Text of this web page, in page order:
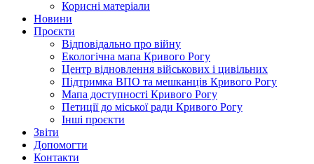
Корисні матеріали
Новини
Проєкти
Відповідально про війну
Екологічна мапа Кривого Рогу
Центр відновлення військових і цивільних
Підтримка ВПО та мешканців Кривого Рогу
Мапа доступності Кривого Рогу
Петиції до міської ради Кривого Рогу
Інші проєкти
Звіти
Допомогти
Контакти